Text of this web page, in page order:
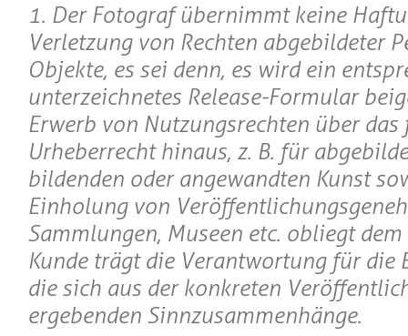
1. Der Fotograf übernimmt keine
Verletzung von Rechten abgebildeter
Objekte, es sei denn, es wird ein
unterzeichnetes Release-Formular
Erwerb von Nutzungsrechten über
Urheberrecht hinaus, z. B. für
bildenden oder angewandten Kunst
Einholung von
Sammlungen, Museen etc. obliegt dem
Kunde trägt die Verantwortung für die
die sich aus der konkreten
ergebenden Sinnzusammenhänge.